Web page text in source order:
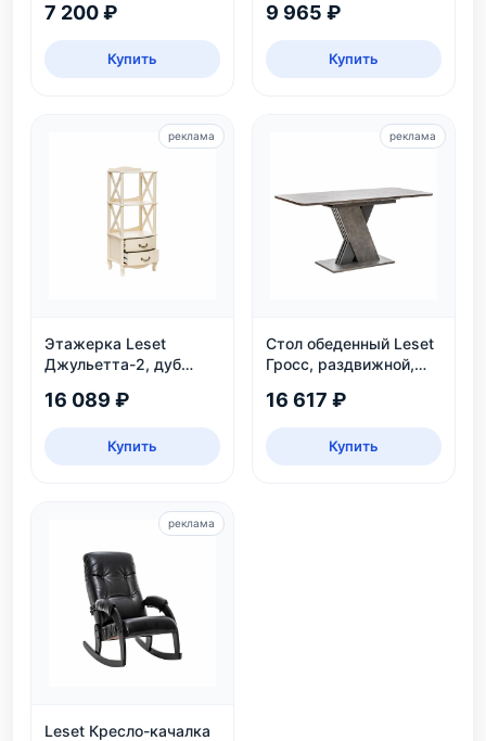
7 200 ₽
Купить
9 965 ₽
Купить
Этажерка Leset
Джульетта-2, дуб
16 089 ₽
Купить
реклама
Стол обеденный Leset
Гросс, раздвижной,
персон
16 617 ₽
Купить
реклама
Leset Кресло-качалка
реклама